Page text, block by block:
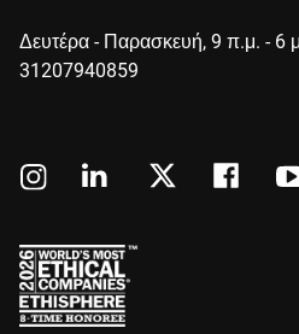
Δευτέρα - Παρασκευή, 9 π.μ. - 6
31207940859